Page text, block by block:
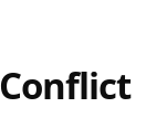
Conflict